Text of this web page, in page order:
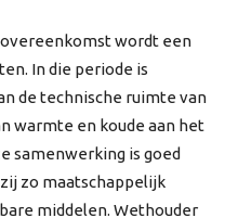
wordt een
In die periode is
de technische ruimte van
warmte en koude aan het
samenwerking is goed
zo maatschappelijk
middelen. Wethouder